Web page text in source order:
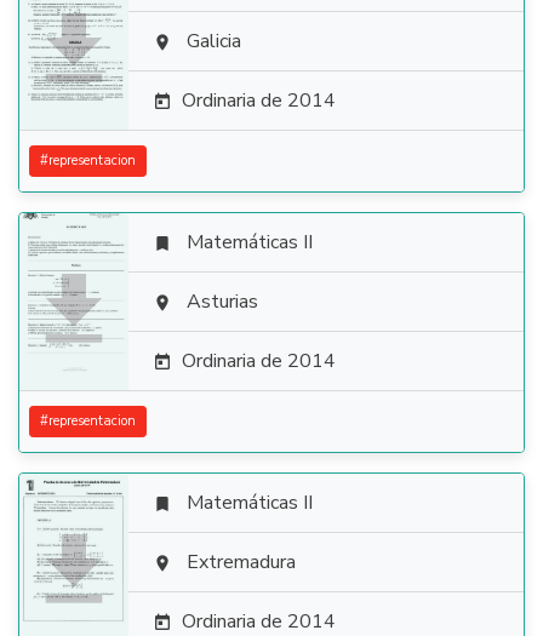
  Galicia
 Ordinaria de 2014
#representacion

 Matemáticas II
 Asturias
 Ordinaria de 2014
#representacion

 Matemáticas II
 Extremadura
 Ordinaria de 2014